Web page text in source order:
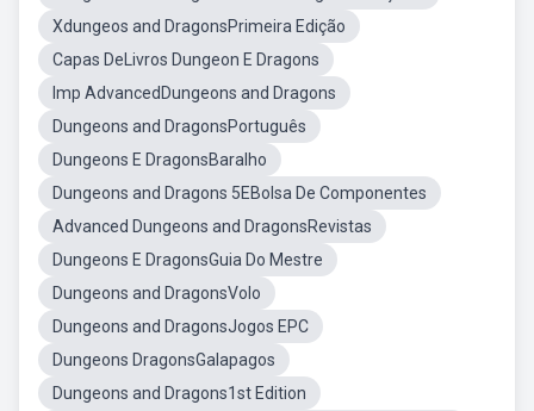
Xdungeos and DragonsPrimeira Edição
Capas DeLivros Dungeon E Dragons
Imp AdvancedDungeons and Dragons
Dungeons and DragonsPortuguês
Dungeons E DragonsBaralho
Dungeons and Dragons 5EBolsa De Componentes
Advanced Dungeons and DragonsRevistas
Dungeons E DragonsGuia Do Mestre
Dungeons and DragonsVolo
Dungeons and DragonsJogos EPC
Dungeons DragonsGalapagos
Dungeons and Dragons1st Edition